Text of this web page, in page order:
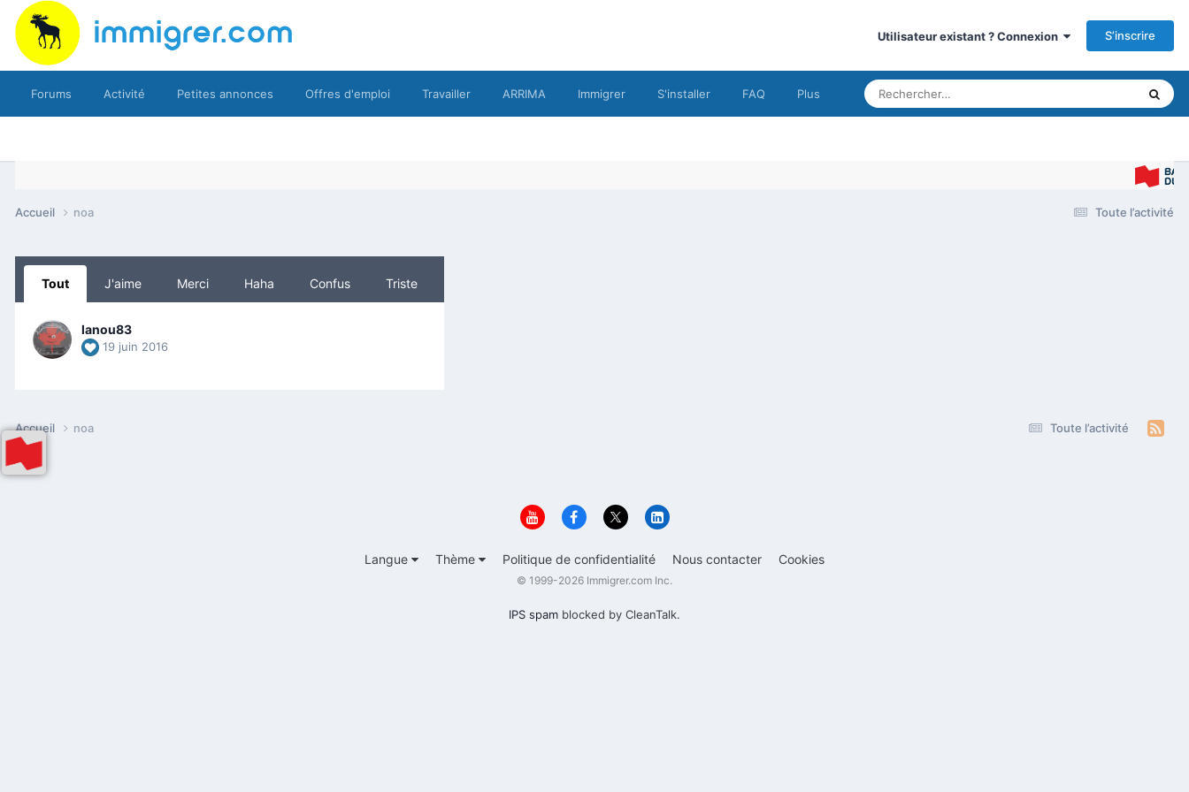
Utilisateur existant ? Connexion S’inscrire
Forums Activité Petites annonces Offres d'emploi Travailler ARRIMA Immigrer S'installer FAQ Plus
Toute l’activité
Accueil noa
Tout J'aime Merci Haha Confus Triste
lanou83
19 juin 2016
Toute l’activité
Accueil noa
Langue Thème Politique de confidentialité Nous contacter Cookies
© 1999-2026 Immigrer.com Inc.
IPS spam blocked by CleanTalk.